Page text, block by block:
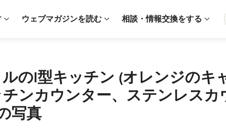
ウェブマガジンを読む 相談・情報交換をする
のI型キッチン (オレンジのキ
ンカウンター、ステンレス
写真